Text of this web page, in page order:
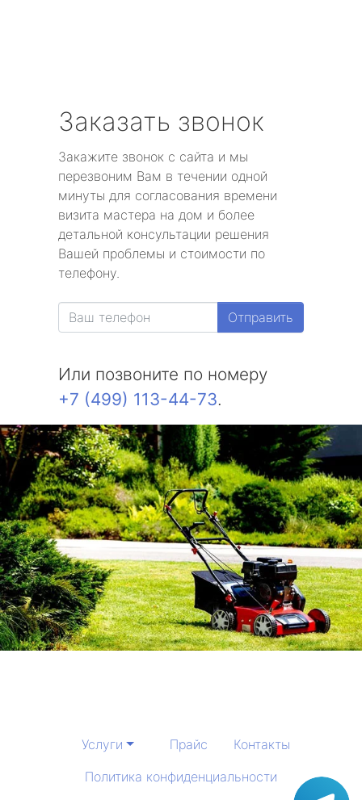
Заказать звонок
Закажите звонок с сайта и мы
перезвоним Вам в течении одной
минуты для согласования времени
визита мастера на дом и более
детальной консультации решения
Вашей проблемы и стоимости по
телефону.
Отправить
Или позвоните по номеру
+7 (499) 113-44-73.
Услуги Прайс
Контакты
Политика конфиденциальности